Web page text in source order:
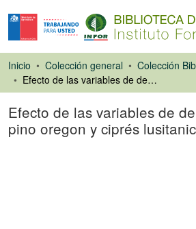
Inicio Colección general
Colección
Efecto de las variables de debobinado en pino oregon y ciprés lusitanico
Efecto de las variables de
pino oregon y ciprés